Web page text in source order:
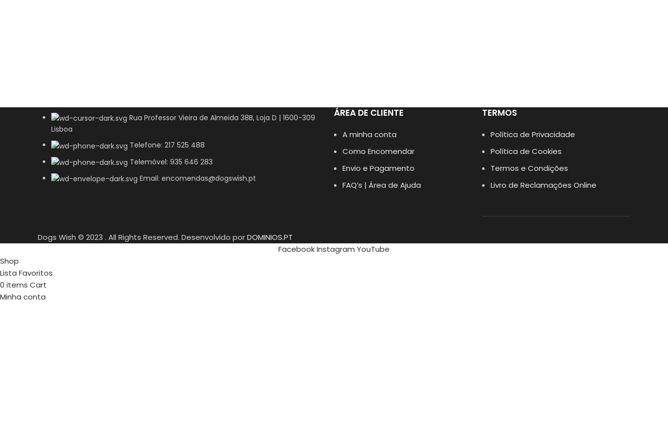
Rua Professor Vieira de Almeida 38B, Loja D | 1600-309
Lisboa
Telefone: 217 525 488
Telemóvel: 935 646 283
Email: encomendas@dogswish.pt
ÁREA DE CLIENTE
A minha conta
Como Encomendar
Envio e Pagamento
FAQ’s | Área de Ajuda
TERMOS
Política de Privacidade
Política de Cookies
Termos e Condições
Livro de Reclamações Online
Dogs Wish © 2023 . All Rights Reserved. Desenvolvido porDOMINIOS.PT
FacebookInstagram YouTube
Shop
Lista Favoritos
0 items Cart
Minha conta